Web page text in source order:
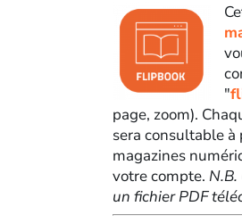
"
page, zoom).
sera consultable
magazines
votre compte.
un fichier PDF